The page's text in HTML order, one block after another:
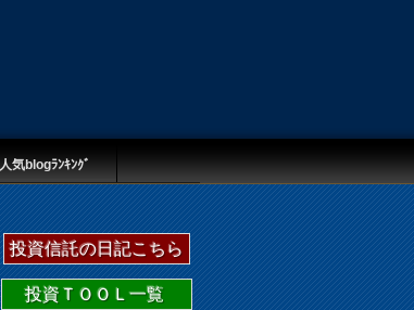
人気blogﾗﾝｷﾝｸﾞ
投資信託の日記こちら
投資ＴＯＯＬ一覧